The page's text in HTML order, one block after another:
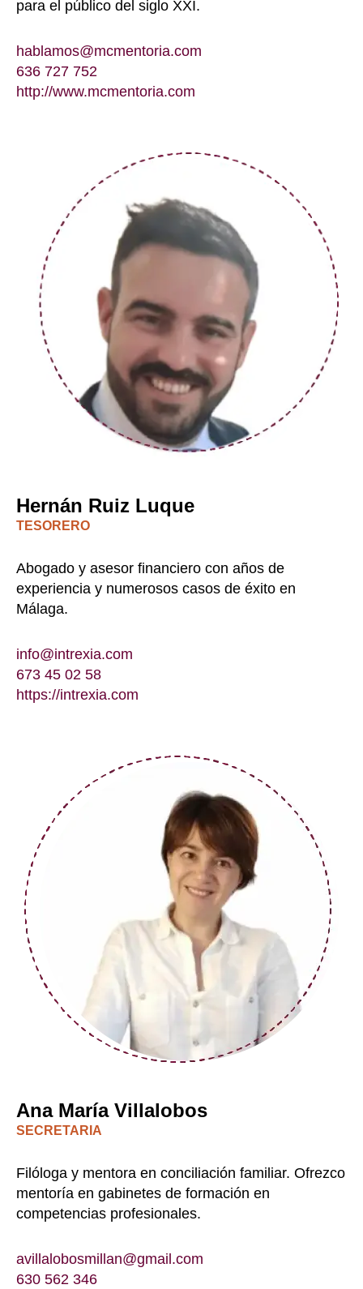
para el público del siglo XXI.
hablamos@mcmentoria.com
636 727 752
http://www.mcmentoria.com
Hernán Ruiz Luque
TESORERO
Abogado y asesor financiero con años de
experiencia y numerosos casos de éxito en
Málaga.
info@intrexia.com
673 45 02 58
https://intrexia.com
Ana María Villalobos
SECRETARIA
Filóloga y mentora en conciliación familiar. Ofrezco
mentoría en gabinetes de formación en
competencias profesionales.
avillalobosmillan@gmail.com
630 562 346